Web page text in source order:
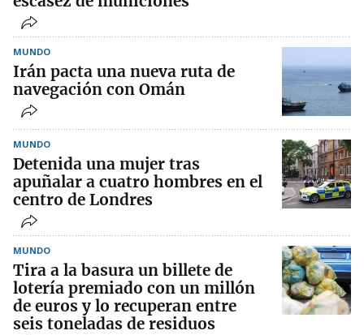
MUNDO
Irán pacta una nueva ruta de
navegación con Omán
MUNDO
Detenida una mujer tras
apuñalar a cuatro hombres en el
centro de Londres
MUNDO
Tira a la basura un billete de
lotería premiado con un millón
de euros y lo recuperan entre
seis toneladas de residuos